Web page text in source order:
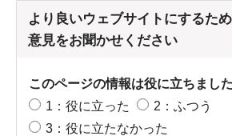
より良いウェブサイトにするた
意見をお聞かせください
このページの情報は役に立ちまし
1：役に立った
2：ふつう
3：役に立たなかった